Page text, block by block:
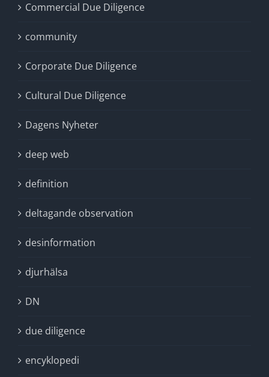
Commercial Due Diligence
community
Corporate Due Diligence
Cultural Due Diligence
Dagens Nyheter
deep web
definition
deltagande observation
desinformation
djurhälsa
DN
due diligence
encyklopedi